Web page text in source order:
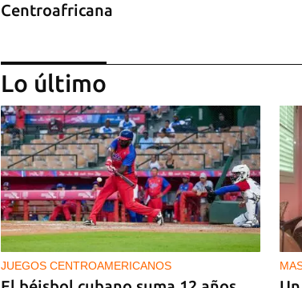
Centroafricana
NICARAGUA
EE UU propone a la OEA convocar
a los cancilleres para "tomar
medidas" contra las decisiones de
Lo último
JUEGOS CENTROAMERICANOS